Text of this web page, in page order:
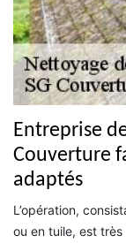
Entreprise
Couverture
adaptés
L’opération,
ou en tuile, est